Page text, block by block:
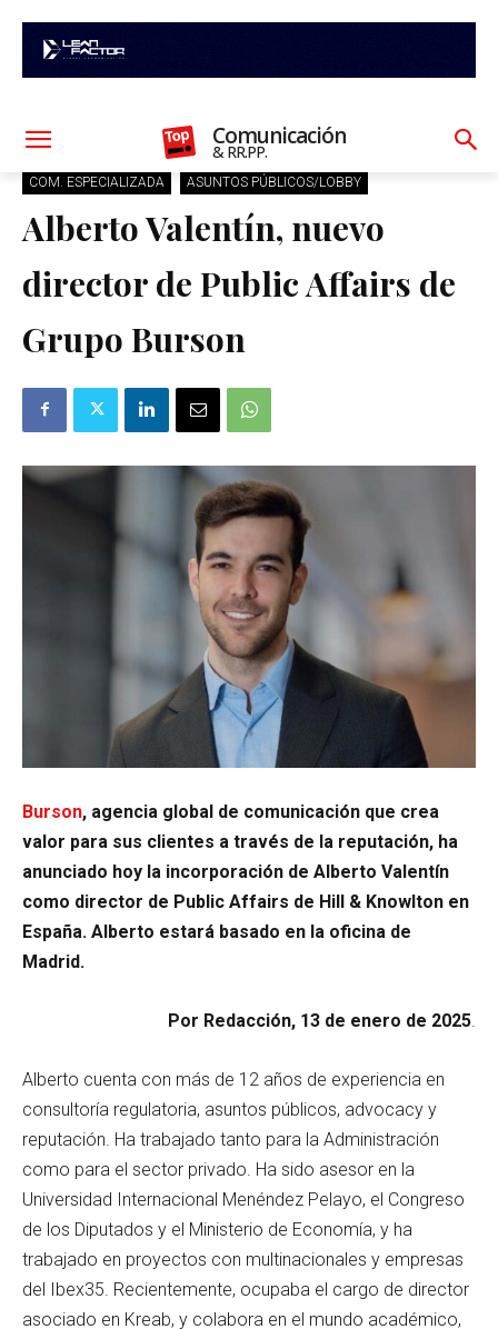
Comunicación
& RR.PP.
COM. ESPECIALIZADA ASUNTOS PÚBLICOS/LOBBY
Alberto Valentín, nuevo
director de Public Affairs de
Grupo Burson
Burson, agencia global de comunicación que crea
valor para sus clientes a través de la reputación, ha
anunciado hoy la incorporación de Alberto Valentín
como director de Public Affairs de Hill & Knowlton en
España. Alberto estará basado en la oficina de
Madrid.
Por Redacción, 13 de enero de 2025
Alberto cuenta con más de 12 años de experiencia en
consultoría regulatoria, asuntos públicos, advocacy y
reputación. Ha trabajado tanto para la Administración
como para el sector privado. Ha sido asesor en la
Universidad Internacional Menéndez Pelayo, el Congreso
de los Diputados y el Ministerio de Economía, y ha
trabajado en proyectos con multinacionales y empresas
del Ibex35. Recientemente, ocupaba el cargo de director
asociado en Kreab, y colabora en el mundo académico,